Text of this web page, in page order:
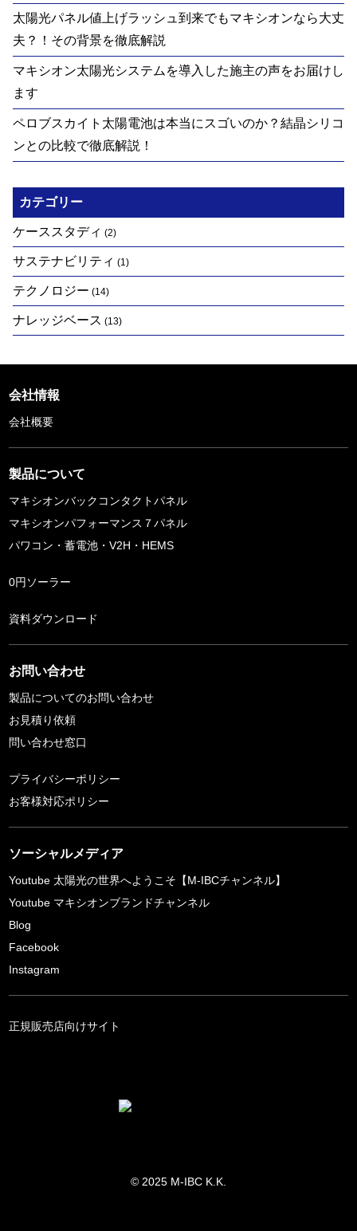
太陽光パネル値上げラッシュ到来でもマキシオンなら大丈
夫？！その背景を徹底解説
マキシオン太陽光システムを導入した施主の声をお届けし
ます
ペロブスカイト太陽電池は本当にスゴいのか？結晶シリコ
ンとの比較で徹底解説！
カテゴリー
ケーススタディ (2)
サステナビリティ (1)
テクノロジー (14)
ナレッジベース (13)
会社情報
会社概要
製品について
マキシオンバックコンタクトパネル
マキシオンパフォーマンス７パネル
パワコン・蓄電池・V2H・HEMS
0円ソーラー
資料ダウンロード
お問い合わせ
製品についてのお問い合わせ
お見積り依頼
問い合わせ窓口
プライバシーポリシー
お客様対応ポリシー
ソーシャルメディア
Youtube 太陽光の世界へようこそ【M-IBCチャンネル】
Youtube マキシオンブランドチャンネル
Blog
Facebook
Instagram
正規販売店向けサイト
© 2025 M-IBC K.K.